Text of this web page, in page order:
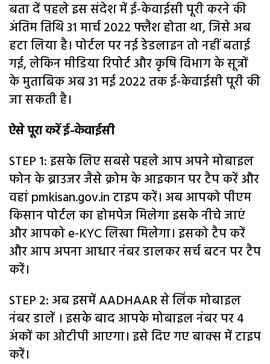
बता दें पहले इस संदेश में ई-केवाईसी पूरी करने की
अंतिम तिथि 31 मार्च 2022 फ्लैश होता था, जिसे अब
हटा लिया है। पोर्टल पर नई डेडलाइन तो नहीं बताई
गई, लेकिन मीडिया रिपोर्ट और कृषि विभाग के सूत्रों
के मुताबिक अब 31 मई 2022 तक ई-केवाईसी पूरी की
जा सकती है।
ऐसे पूरा करें ई-केवाईसी
STEP 1: इसके लिए सबसे पहले आप अपने मोबाइल
फोन के ब्राउजर जैसे क्रोम के आइकान पर टैप करें और
वहां pmkisan.gov.in टाइप करें। अब आपको पीएम
किसान पोर्टल का होमपेज मिलेगा इसके नीचे जाएं
और आपको e-KYC लिखा मिलेगा। इसको टैप करें
और आप अपना आधार नंबर डालकर सर्च बटन पर टैप
करें।
STEP 2: अब इसमें AADHAAR से लिंक मोबाइल
नंबर डालें । इसके बाद आपके मोबाइल नंबर पर 4
अंकों का ओटीपी आएगा। इसे दिए गए बाक्स में टाइप
करें।